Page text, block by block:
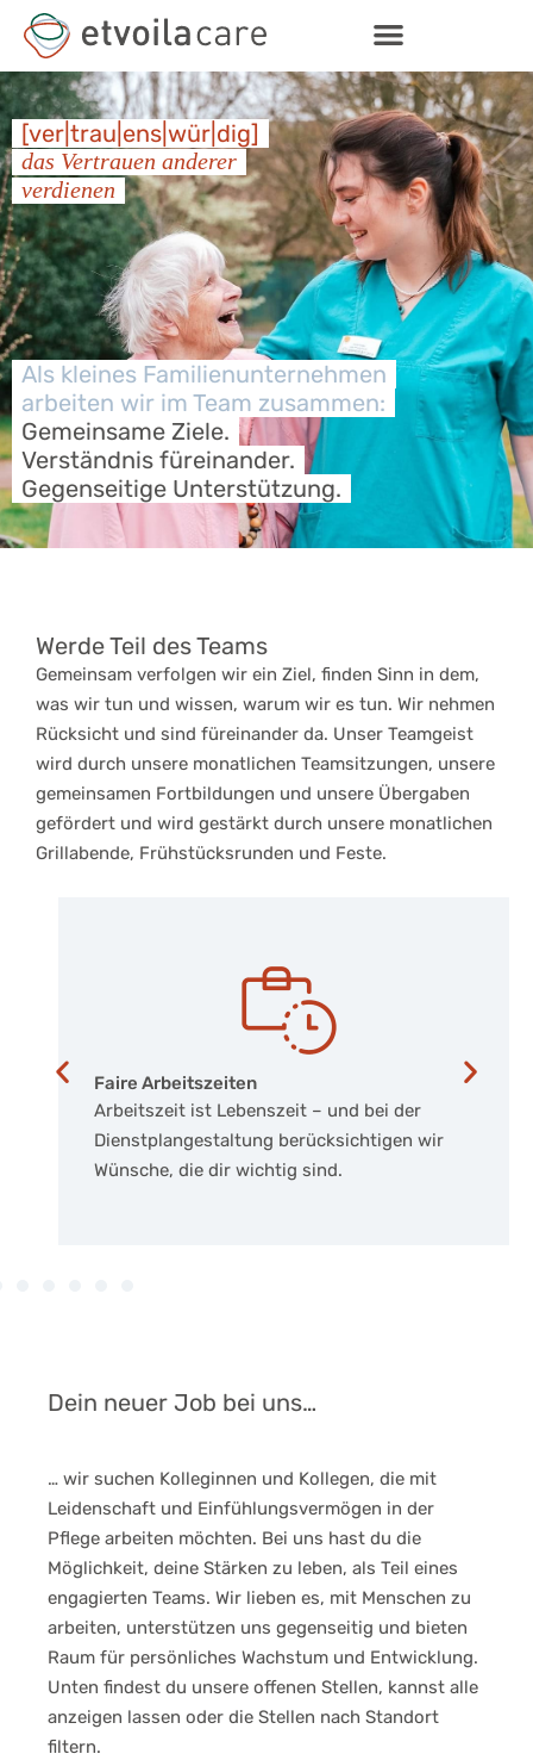
[ver|trau|ens|wür|dig]
das Vertrauen anderer
verdienen
Als kleines Familien­unternehmen
arbeiten wir im Team zusammen:
Gemeinsame Ziele.
Verständnis füreinander.
Gegenseitige Unterstützung.
Werde Teil des Teams
Gemeinsam verfolgen wir ein Ziel, finden Sinn in dem,
was wir tun und wissen, warum wir es tun. Wir nehmen
Rücksicht und sind füreinander da. Unser Teamgeist
wird durch unsere monatlichen Teamsitzungen, unsere
gemeinsamen Fortbildungen und unsere Übergaben
gefördert und wird gestärkt durch unsere monatlichen
Grillabende, Frühstücksrunden und Feste.
Faire Arbeitszeiten
Arbeitszeit ist Lebenszeit – und bei der
Dienstplan­gestaltung berücksichtigen wir
Wünsche, die dir wichtig sind.
Dein neuer Job bei uns…
… wir suchen Kolleginnen und Kollegen, die mit
Leidenschaft und Einfühlungsvermögen in der
Pflege arbeiten möchten. Bei uns hast du die
Möglichkeit, deine Stärken zu leben, als Teil eines
engagierten Teams. Wir lieben es, mit Menschen zu
arbeiten, unterstützen uns gegenseitig und bieten
Raum für persönliches Wachstum und Entwicklung.
Unten findest du unsere offenen Stellen, kannst alle
anzeigen lassen oder die Stellen nach Standort
filtern.